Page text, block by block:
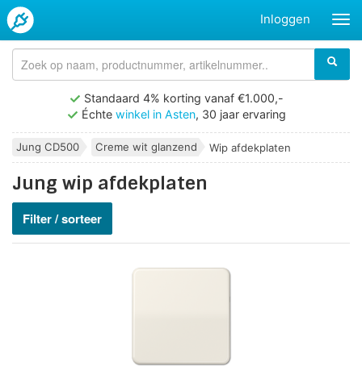
Inloggen
Standaard 4% korting vanaf €1.000,-
Échte winkel in Asten, 30 jaar ervaring
Jung CD500 Creme wit glanzend Wip afdekplaten
Jung wip afdekplaten
Filter / sorteer